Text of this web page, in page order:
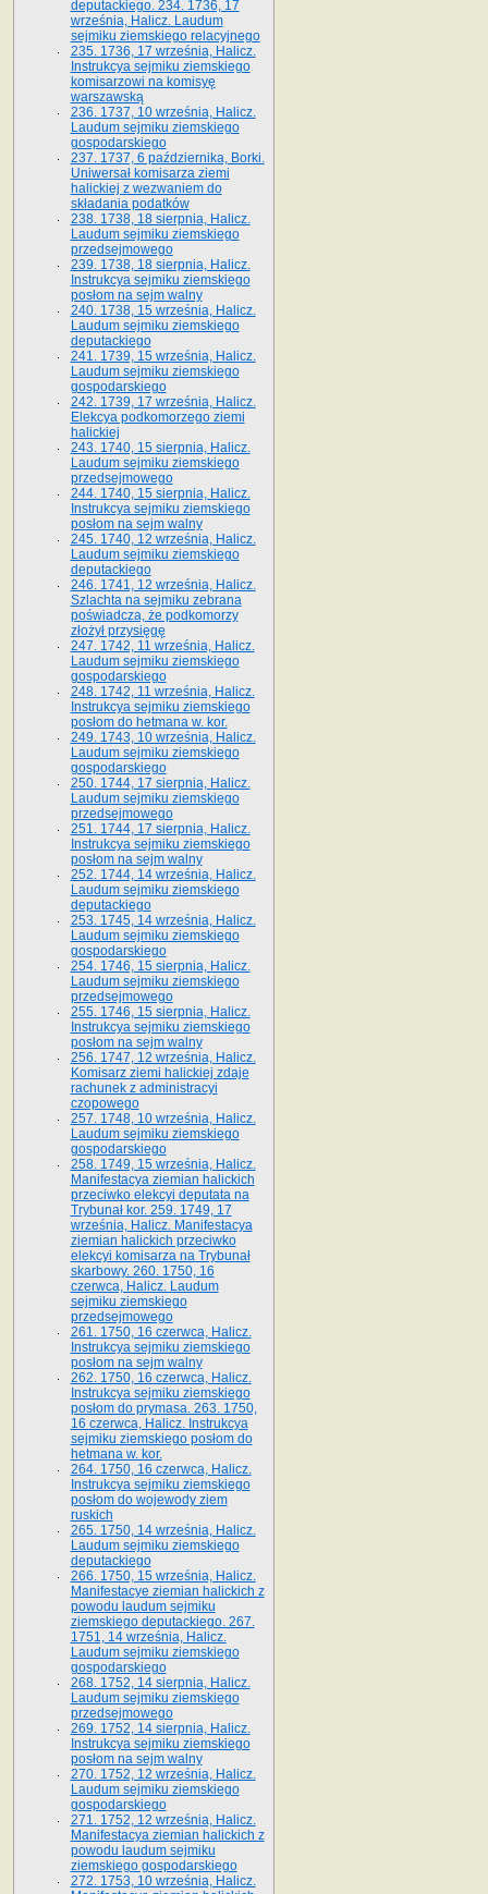
deputackiego. 234. 1736, 17
września, Halicz. Laudum
sejmiku ziemskiego relacyjnego
235. 1736, 17 września, Halicz.
Instrukcya sejmiku ziemskiego
komisarzowi na komisyę
warszawską
236. 1737, 10 września, Halicz.
Laudum sejmiku ziemskiego
gospodarskiego
237. 1737, 6 października, Borki.
Uniwersał komisarza ziemi
halickiej z wezwaniem do
składania podatków
238. 1738, 18 sierpnia, Halicz.
Laudum sejmiku ziemskiego
przedsejmowego
239. 1738, 18 sierpnia, Halicz.
Instrukcya sejmiku ziemskiego
posłom na sejm walny
240. 1738, 15 września, Halicz.
Laudum sejmiku ziemskiego
deputackiego
241. 1739, 15 września, Halicz.
Laudum sejmiku ziemskiego
gospodarskiego
242. 1739, 17 września, Halicz.
Elekcya podkomorzego ziemi
halickiej
243. 1740, 15 sierpnia, Halicz.
Laudum sejmiku ziemskiego
przedsejmowego
244. 1740, 15 sierpnia, Halicz.
Instrukcya sejmiku ziemskiego
posłom na sejm walny
245. 1740, 12 września, Halicz.
Laudum sejmiku ziemskiego
deputackiego
246. 1741, 12 września, Halicz.
Szlachta na sejmiku zebrana
poświadcza, że podkomorzy
złożył przysięgę
247. 1742, 11 września, Halicz.
Laudum sejmiku ziemskiego
gospodarskiego
248. 1742, 11 września, Halicz.
Instrukcya sejmiku ziemskiego
posłom do hetmana w. kor.
249. 1743, 10 września, Halicz.
Laudum sejmiku ziemskiego
gospodarskiego
250. 1744, 17 sierpnia, Halicz.
Laudum sejmiku ziemskiego
przedsejmowego
251. 1744, 17 sierpnia, Halicz.
Instrukcya sejmiku ziemskiego
posłom na sejm walny
252. 1744, 14 września, Halicz.
Laudum sejmiku ziemskiego
deputackiego
253. 1745, 14 września, Halicz.
Laudum sejmiku ziemskiego
gospodarskiego
254. 1746, 15 sierpnia, Halicz.
Laudum sejmiku ziemskiego
przedsejmowego
255. 1746, 15 sierpnia, Halicz.
Instrukcya sejmiku ziemskiego
posłom na sejm walny
256. 1747, 12 września, Halicz.
Komisarz ziemi halickiej zdaje
rachunek z administracyi
czopowego
257. 1748, 10 września, Halicz.
Laudum sejmiku ziemskiego
gospodarskiego
258. 1749, 15 września, Halicz.
Manifestacya ziemian halickich
przeciwko elekcyi deputata na
Trybunał kor. 259. 1749, 17
września, Halicz. Manifestacya
ziemian halickich przeciwko
elekcyi komisarza na Trybunał
skarbowy. 260. 1750, 16
czerwca, Halicz. Laudum
sejmiku ziemskiego
przedsejmowego
261. 1750, 16 czerwca, Halicz.
Instrukcya sejmiku ziemskiego
posłom na sejm walny
262. 1750, 16 czerwca, Halicz.
Instrukcya sejmiku ziemskiego
posłom do prymasa. 263. 1750,
16 czerwca, Halicz. Instrukcya
sejmiku ziemskiego posłom do
hetmana w. kor.
264. 1750, 16 czerwca, Halicz.
Instrukcya sejmiku ziemskiego
posłom do wojewody ziem
ruskich
265. 1750, 14 września, Halicz.
Laudum sejmiku ziemskiego
deputackiego
266. 1750, 15 września, Halicz.
Manifestacye ziemian halickich z
powodu laudum sejmiku
ziemskiego deputackiego. 267.
1751, 14 września, Halicz.
Laudum sejmiku ziemskiego
gospodarskiego
268. 1752, 14 sierpnia, Halicz.
Laudum sejmiku ziemskiego
przedsejmowego
269. 1752, 14 sierpnia, Halicz.
Instrukcya sejmiku ziemskiego
posłom na sejm walny
270. 1752, 12 września, Halicz.
Laudum sejmiku ziemskiego
gospodarskiego
271. 1752, 12 września, Halicz.
Manifestacya ziemian halickich z
powodu laudum sejmiku
ziemskiego gospodarskiego
272. 1753, 10 września, Halicz.